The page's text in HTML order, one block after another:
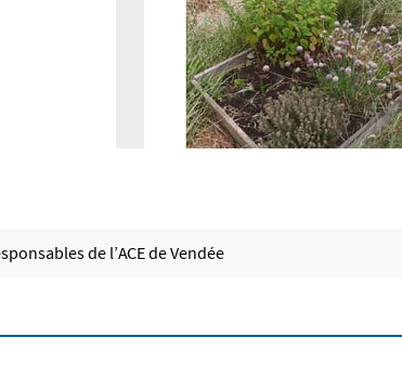
de l’ACE de Vendée